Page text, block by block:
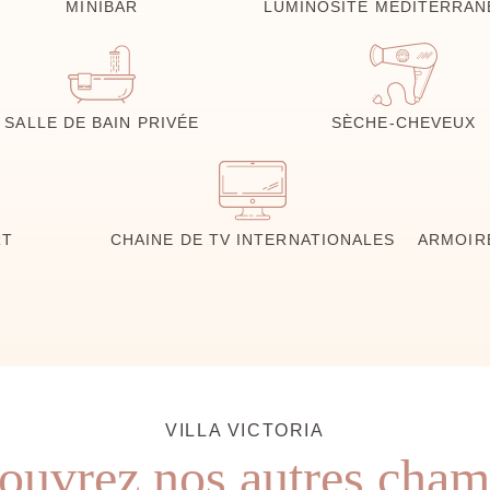
MINIBAR LUMINOSITÉ
SALLE DE BAIN PRIVÉE SÈCHE-CHEVEUX
CHAINE DE TV INTERNATIONALES
VILLA VICTORIA
nos autres